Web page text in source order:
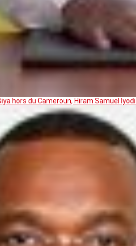
hors du Cameroun, Hiram Samuel